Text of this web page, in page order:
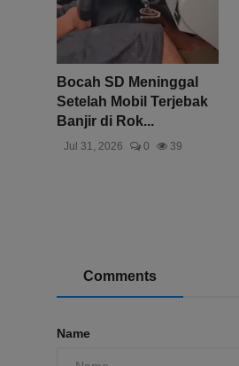
Bocah SD Meninggal
Setelah Mobil Terjebak
Banjir di Rok...
Jul 31, 2026 0 39
Comments
Name